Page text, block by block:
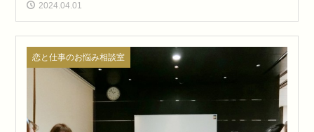
2024.04.01
恋と仕事のお悩み相談室